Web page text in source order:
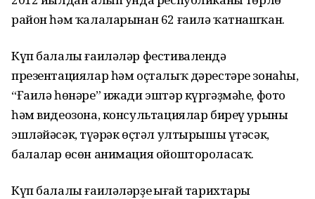
район һәм ҡалаларынан 62 ғаилә ҡатнашҡан.
Күп балалы ғаиләләр фестивалендә
презентациялар һәм оҫталыҡ дәрестәре зонаһы,
“Ғаилә һөнәре” ижади эштәр күргәҙмәһе, фото
һәм видеозона, консультациялар биреү урыны
эшләйәсәк, түңәрәк өҫтәл ултырышы үтәсәк,
балалар өсөн анимация ойоштороласаҡ.
Күп балалы ғаиләләрҙең ыңғай тарихтары